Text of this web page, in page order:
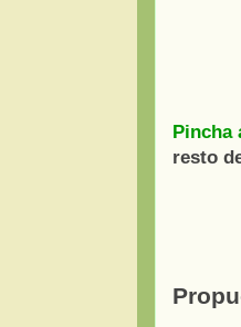
Pincha
resto